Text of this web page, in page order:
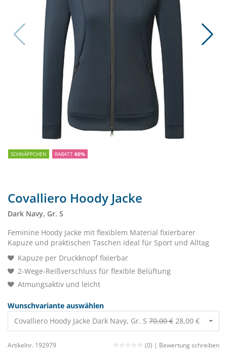
SCHNÄPPCHEN RABATT 60%
Covalliero Hoody Jacke
Dark Navy, Gr. S
Feminine Hoody Jacke mit flexiblem Material fixierbarer
Kapuze und praktischen Taschen ideal für Sport und Alltag
Kapuze per Druckknopf fixierbar
2-Wege-Reißverschluss für flexible Belüftung
Atmungsaktiv und leicht
Wunschvariante auswählen
Covalliero Hoody Jacke Dark Navy, Gr. S 70,00 € 28,00 €
Artikelnr. 192979 (0) | Bewertung schreiben